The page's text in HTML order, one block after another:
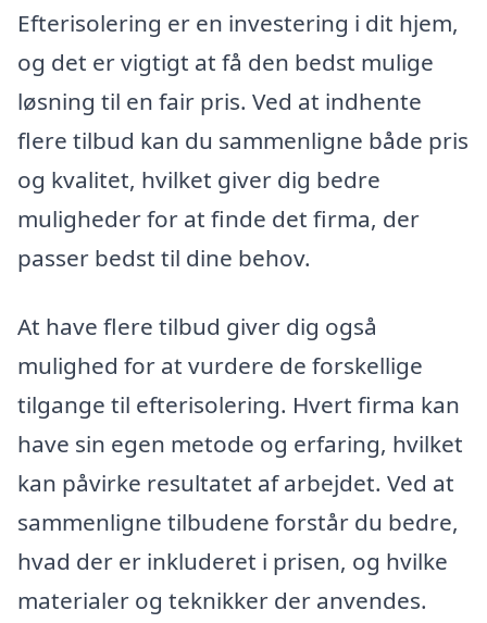
Efterisolering er en investering i dit hjem,
og det er vigtigt at få den bedst mulige
løsning til en fair pris. Ved at indhente
flere tilbud kan du sammenligne både pris
og kvalitet, hvilket giver dig bedre
muligheder for at finde det firma, der
passer bedst til dine behov.
At have flere tilbud giver dig også
mulighed for at vurdere de forskellige
tilgange til efterisolering. Hvert firma kan
have sin egen metode og erfaring, hvilket
kan påvirke resultatet af arbejdet. Ved at
sammenligne tilbudene forstår du bedre,
hvad der er inkluderet i prisen, og hvilke
materialer og teknikker der anvendes.